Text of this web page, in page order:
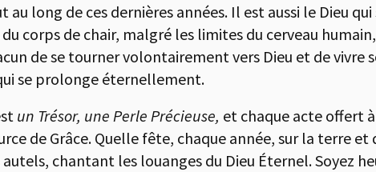
long de ces dernières années. Il est aussi le Dieu
corps de chair, malgré les limites du cerveau
de se tourner volontairement vers Dieu et de vivre
se prolonge éternellement.
un Trésor, une Perle Précieuse, et chaque acte offert
de Grâce. Quelle fête, chaque année, sur la terre et
chantant les louanges du Dieu Éternel. Soyez